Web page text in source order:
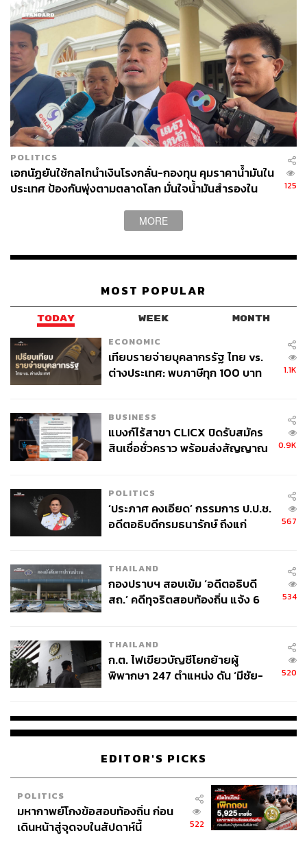
ประชาชนกำลังเดือดร้อนแสนสาหัสจากราคาพลังงาน และ
การอ้างเรื่องภาวะสงครามเพื่อใช้เป็นสาเหตุในการปล้น
ประชาชน แต่มีกลุ่มนายทุนบางกลุ่มได้ประโยชน์ทุกครั้ง
กรณีที่เกิดขึ้นระหว่างรัสเซียกับยูเครนมีความหายนะ
มากมาย แต่ขณะเดียวกันก็ได้สร้างความร่ำรวยให้เกิดขึ้นกับ
คนบางกลุ่มในประเทศไทย โดยเฉพาะด้านพลังงาน
ทางกลุ่​ม​จึงขอนัดหมายกันครั้งแรกในวันอาทิตย์ที่ 26
มิถุนายนนี้ ขอให้ประชาชนทุกสาขาอาชีพที่เดือดร้อน ทั้ง
กลุ่มมอเตอร์ไซค์ รถตู้ แท็กซี่ ที่ได้รับผลกระทบ มาช่วยกัน
ระดมความคิดเห็นที่ PEACE TV และวันที่ 3 กรกฎาคมนี้ ขอ
นัดหมายที่ลานคนเมือง โดยจะขออนุญาต ชัชชาติ สิทธิพันธุ์
ประชาชน ชำแหละพลังงานและความเดือดร้อนของ
ประชาชน เวลา 16.00 น. เป็นต้นไป
TAGS: จตุพร พรหมพันธุ์ นปช.
ราคาน้ำมัน
ทนายนกเขา-นิติธร ล้ำเหลือ
69
POLITICS
เอกนัฏยันใช้กลไกนำเงินโรงกลั่น-กองทุน คุมราคาน้ำมันใน
ประเทศ ป้องกันพุ่งตามตลาดโลก มั่นใจน้ำมันสำรองใน
125
MORE
MOST POPULAR
TODAY WEEK MONTH
ECONOMIC
เทียบรายจ่ายบุคลากรรัฐ ไทย vs.
ต่างประเทศ: พบภาษีทุก 100 บาท
1.1K
BUSINESS
แบงก์ไร้สาขา CLICX ปิดรับสมัคร
สินเชื่อชั่วคราว พร้อมส่งสัญญาณ
0.9K
POLITICS
‘ประภาศ คงเอียด’ กรรมการ ป.ป.ช.
อดีตอธิบดีกรมธนารักษ์ ถึงแก่
567
THAILAND
กองปราบฯ สอบเข้ม ‘อดีตอธิบดี
สถ.’ คดีทุจริตสอบท้องถิ่น แจ้ง 6
534
THAILAND
ก.ต. ไฟเขียวบัญชีโยกย้ายผู้
พิพากษา 247 ตำแหน่ง ดัน ‘มีชัย-
520
EDITOR'S PICKS
POLITICS
มหากาพย์โกงข้อสอบท้องถิ่น ก่อน
เดินหน้าสู่จุดจบในสัปดาห์นี้
522